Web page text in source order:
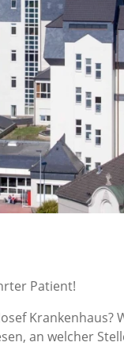
Patient!
an welcher